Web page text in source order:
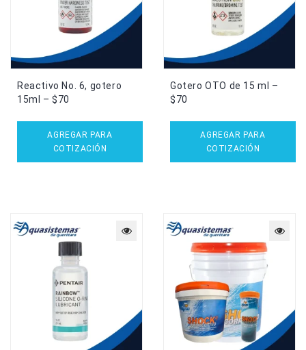
Reactivo No. 6, gotero
15ml – $70
AGREGAR PARA
COTIZACIÓN
Gotero OTO de 15 ml –
$70
AGREGAR PARA
COTIZACIÓN